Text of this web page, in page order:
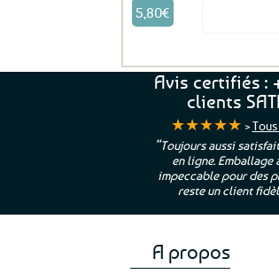
5,80€
Avis certifiés :
clients
★★★★★ >
“Toujours aussi
en ligne. Emballage
impeccable pour des
reste un client
A propos